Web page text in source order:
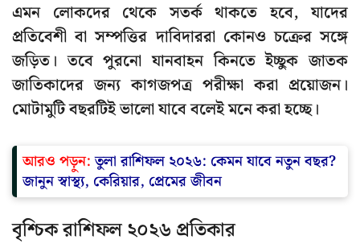
এমন লোকদের থেকে সতর্ক থাকতে হবে, যাদের
প্রতিবেশী বা সম্পত্তির দাবিদাররা কোনও চক্রের সঙ্গে
জড়িত। তবে পুরনো যানবাহন কিনতে ইচ্ছুক জাতক
জাতিকাদের জন্য কাগজপত্র পরীক্ষা করা প্রয়োজন।
মোটামুটি বছরটিই ভালো যাবে বলেই মনে করা হচ্ছে।
আরও পড়ুন:তুলা রাশিফল ২০২৬: কেমন যাবে নতুন বছর?
জানুন স্বাস্থ্য, কেরিয়ার, প্রেমের জীবন
বৃশ্চিক রাশিফল ২০২৬ প্রতিকার